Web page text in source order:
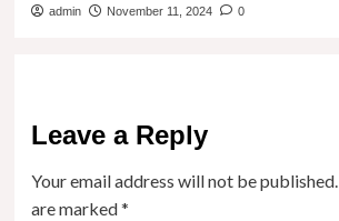
admin November 11, 2024 0
Leave a Reply
Your email address will not be published.
are marked*